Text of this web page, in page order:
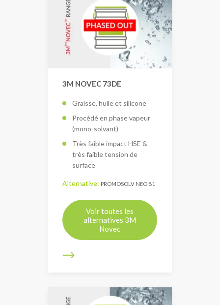
3M NOVEC 73DE
Graisse, huile et silicone
Procédé en phase vapeur
(mono-solvant)
Très faible impact HSE &
très faible tension de
surface
Alternative: PROMOSOLV NEO B1
Voir toutes les
alternatives 3M
Novec